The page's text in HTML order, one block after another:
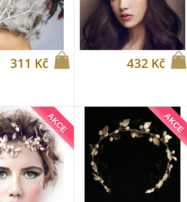
311 Kč 432 Kč
AKCE AKCE